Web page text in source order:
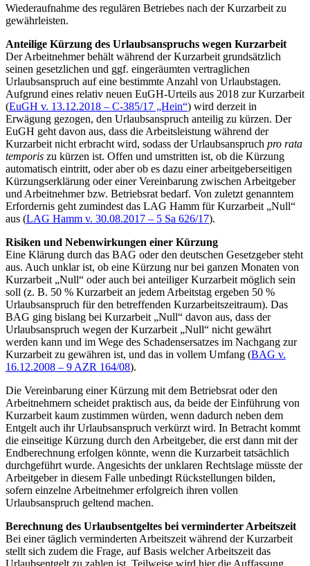
Wiederaufnahme des regulären Betriebes nach der Kurzarbeit zu
gewährleisten.
Anteilige Kürzung des Urlaubsanspruchs wegen Kurzarbeit
Der Arbeitnehmer behält während der Kurzarbeit grundsätzlich
seinen gesetzlichen und ggf. eingeräumten vertraglichen
Urlaubsanspruch auf eine bestimmte Anzahl von Urlaubstagen.
Aufgrund eines relativ neuen EuGH-Urteils aus 2018 zur Kurzarbeit
(EuGH v. 13.12.2018 – C-385/17 „Hein“) wird derzeit in
Erwägung gezogen, den Urlaubsanspruch anteilig zu kürzen. Der
EuGH geht davon aus, dass die Arbeitsleistung während der
Kurzarbeit nicht erbracht wird, sodass der Urlaubsanspruch pro rata
temporis zu kürzen ist. Offen und umstritten ist, ob die Kürzung
automatisch eintritt, oder aber ob es dazu einer arbeitgeberseitigen
Kürzungserklärung oder einer Vereinbarung zwischen Arbeitgeber
und Arbeitnehmer bzw. Betriebsrat bedarf. Von zuletzt genanntem
Erfordernis geht zumindest das LAG Hamm für Kurzarbeit „Null“
aus (LAG Hamm v. 30.08.2017 – 5 Sa 626/17).
Risiken und Nebenwirkungen einer Kürzung
Eine Klärung durch das BAG oder den deutschen Gesetzgeber steht
aus. Auch unklar ist, ob eine Kürzung nur bei ganzen Monaten von
Kurzarbeit „Null“ oder auch bei anteiliger Kurzarbeit möglich sein
soll (z. B. 50 % Kurzarbeit an jedem Arbeitstag ergeben 50 %
Urlaubsanspruch für den betreffenden Kurzarbeitszeitraum). Das
BAG ging bislang bei Kurzarbeit „Null“ davon aus, dass der
Urlaubsanspruch wegen der Kurzarbeit „Null“ nicht gewährt
werden kann und im Wege des Schadensersatzes im Nachgang zur
Kurzarbeit zu gewähren ist, und das in vollem Umfang (BAG v.
16.12.2008 – 9 AZR 164/08).
Die Vereinbarung einer Kürzung mit dem Betriebsrat oder den
Arbeitnehmern scheidet praktisch aus, da beide der Einführung von
Kurzarbeit kaum zustimmen würden, wenn dadurch neben dem
Entgelt auch ihr Urlaubsanspruch verkürzt wird. In Betracht kommt
die einseitige Kürzung durch den Arbeitgeber, die erst dann mit der
Endberechnung erfolgen könnte, wenn die Kurzarbeit tatsächlich
durchgeführt wurde. Angesichts der unklaren Rechtslage müsste der
Arbeitgeber in diesem Falle unbedingt Rückstellungen bilden,
sofern einzelne Arbeitnehmer erfolgreich ihren vollen
Urlaubsanspruch geltend machen.
Berechnung des Urlaubsentgeltes bei verminderter Arbeitszeit
Bei einer täglich verminderten Arbeitszeit während der Kurzarbeit
stellt sich zudem die Frage, auf Basis welcher Arbeitszeit das
Urlaubsentgelt zu zahlen ist. Teilweise wird hier die Auffassung